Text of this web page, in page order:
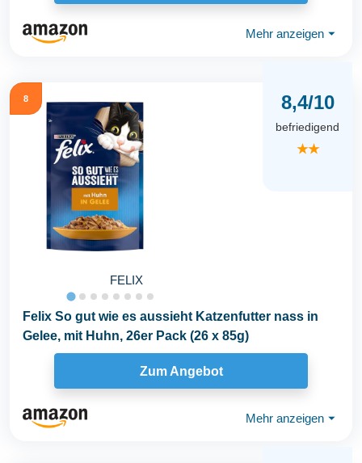
Mehr anzeigen ⏷
8
FELIX
8,4/10
befriedigend
★★
Felix So gut wie es aussieht Katzenfutter nass in
Gelee, mit Huhn, 26er Pack (26 x 85g)
Zum Angebot
Mehr anzeigen ⏷